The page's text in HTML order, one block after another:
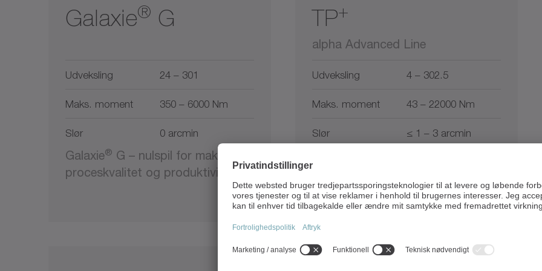
Galaxie® G
Udveksling 24 – 301
Maks. moment 350 – 6000 Nm
Slør 0 arcmin
Galaxie® G – nulspil for maksimal
proceskvalitet og produktivitet
TP+
alpha Advanced Line
Udveksling 4 – 302.5
Maks. moment 43 – 22000 Nm
Slør ≤ 1 – 3 arcmin